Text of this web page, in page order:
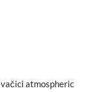
atmospheric